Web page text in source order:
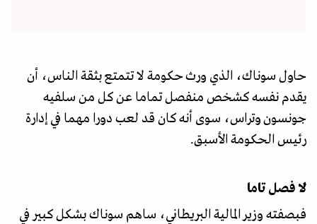
حاول سوناك، الذي ورث حكومة لا تتمتع بثقة الناس، أن
يقدم نفسه كشخص منفصل تماما عن كل من سلفيه
جونسون وتراس، سوى أنه كان قد لعب دورا مهما في إدارة
رئيس الحكومة الأسبق.
لا فصل تاما
فبصفته وزير المالية البريطاني، ساهم سوناك بشكل كبير في